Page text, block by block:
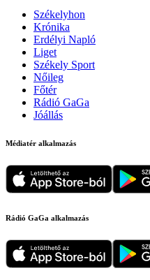
Székelyhon
Krónika
Erdélyi Napló
Liget
Székely Sport
Nőileg
Főtér
Rádió GaGa
Jóállás
Médiatér alkalmazás
Rádió GaGa alkalmazás